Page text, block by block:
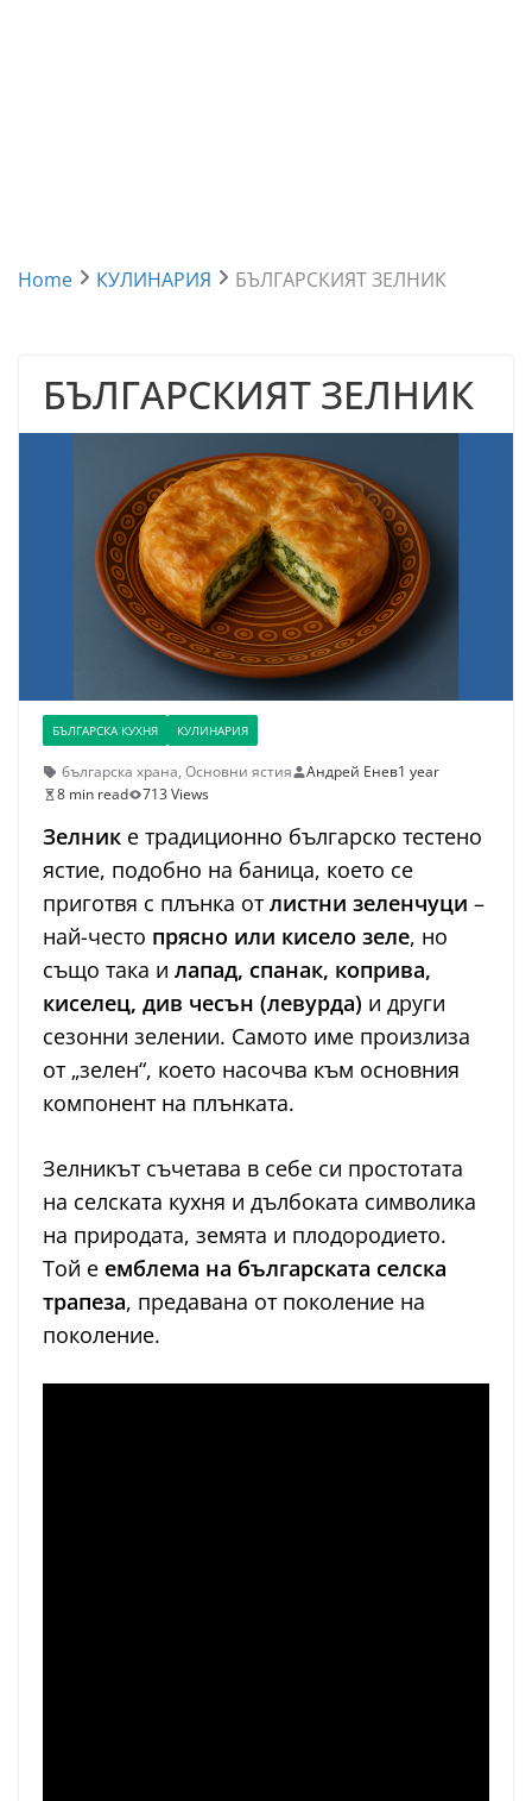
Home КУЛИНАРИЯ БЪЛГАРСКИЯТ ЗЕЛНИК
БЪЛГАРСКИЯТ ЗЕЛНИК
БЪЛГАРСКА КУХНЯ КУЛИНАРИЯ
българска храна, Основни ястия Андрей Енев1 year
8 min read
713 Views
Зелник е традиционно българско тестено
ястие, подобно на баница, което се
приготвя с плънка отлистни зеленчуци –
най-често прясно или кисело зеле, но
също така и лапад, спанак, коприва,
киселец, див чесън (левурда) и други
сезонни зелении. Самото име произлиза
от „зелен“, което насочва към основния
компонент на плънката.
Зелникът съчетава в себе си простотата
на селската кухня и дълбоката символика
на природата, земята и плодородието.
Той е емблема на българската селска
трапеза, предавана от поколение на
поколение.